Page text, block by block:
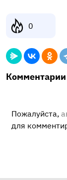
0
Комментарии
Пожалуйста,
для